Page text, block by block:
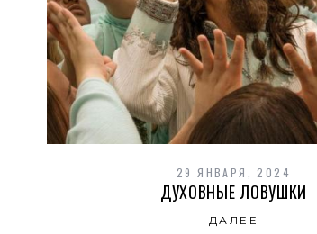
29 ЯНВАРЯ, 2024
ДУХОВНЫЕ ЛОВУШКИ
ДАЛЕЕ